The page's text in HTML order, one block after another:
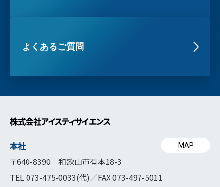
よくあるご質問
株式会社アイスティサイエンス
本社
〒640-8390 和歌山市有本18-3
TEL073-475-0033(代)／FAX 073-497-5011
MAP